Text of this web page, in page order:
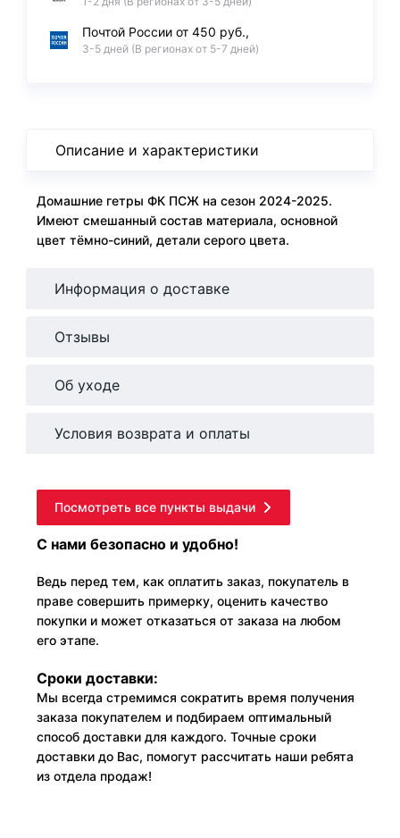
Почтой России от 450 руб.,
3-5 дней (В регионах от 5-7 дней)
Описание и характеристики
Домашние гетры ФК ПСЖ на сезон 2024-2025.
Имеют смешанный состав материала, основной
цвет тёмно-синий, детали серого цвета.
Информация о доставке
Отзывы
Об уходе
Условия возврата и оплаты
Посмотреть все пункты выдачи
С нами безопасно и удобно!
Ведь перед тем, как оплатить заказ, покупатель в
праве совершить примерку, оценить качество
покупки и может отказаться от заказа на любом
его этапе.
Сроки доставки:
Мы всегда стремимся сократить время получения
заказа покупателем и подбираем оптимальный
способ доставки для каждого. Точные сроки
доставки до Вас, помогут рассчитать наши ребята
из отдела продаж!